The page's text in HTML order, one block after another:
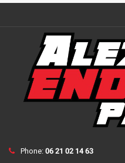
Phone: 06 21 02 14 63